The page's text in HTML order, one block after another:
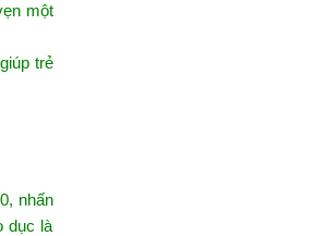
một
trẻ
nhấn
dục là